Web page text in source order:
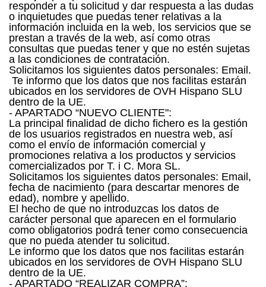
responder a tu solicitud y dar respuesta a las dudas
o inquietudes que puedas tener relativas a la
información incluida en la web, los servicios que se
prestan a través de la web, así como otras
consultas que puedas tener y que no estén sujetas
a las condiciones de contratación.
Solicitamos los siguientes datos personales: Email.
Te informo que los datos que nos facilitas estarán
ubicados en los servidores de OVH Hispano SLU
dentro de la UE.
- APARTADO “NUEVO CLIENTE":
La principal finalidad de dicho fichero es la gestión
de los usuarios registrados en nuestra web, así
como el envío de información comercial y
promociones relativa a los productos y servicios
comercializados por T. i C. Mora SL.
Solicitamos los siguientes datos personales: Email,
fecha de nacimiento (para descartar menores de
edad), nombre y apellido.
El hecho de que no introduzcas los datos de
carácter personal que aparecen en el formulario
como obligatorios podrá tener como consecuencia
que no pueda atender tu solicitud.
Le informo que los datos que nos facilitas estarán
ubicados en los servidores de OVH Hispano SLU
dentro de la UE.
- APARTADO “REALIZAR COMPRA”: